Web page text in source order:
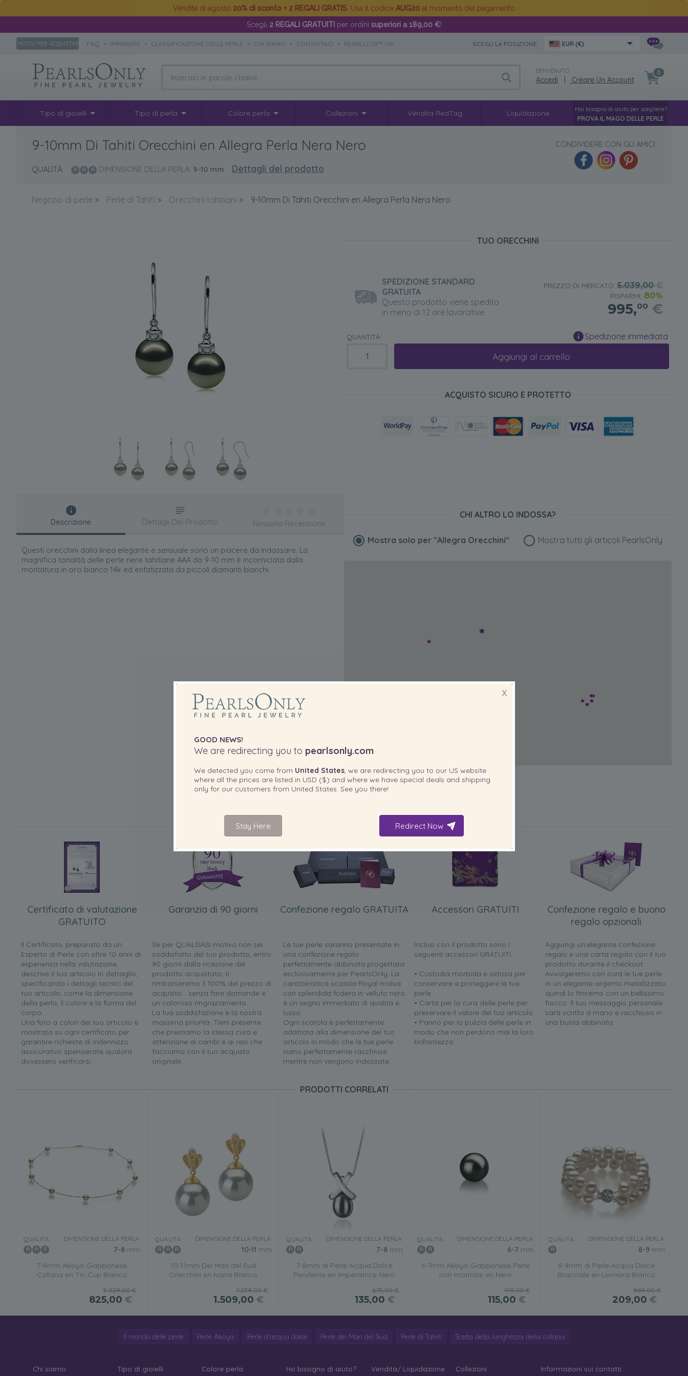
Vendita di agosto 20% di sconto + 2 REGALI GRATIS . Usa il codice AUG20 al momento del pagamento
Scegli 2 REGALI GRATUITI per ordini superiori a 189,00 €!
MOTIVI PER ACQUISTARE FAQ • IMPARARE • CLASSIFICAZIONE DELLE PERLE • CHI SIAMO • CONTATTACI • PEARLCLUB™ VIP SCEGLI LA POSIZIONE: EUR (€)
BENVENUTO
Accedi Creare Un Account
0
Tipo di gioielli Tipo di perla Colore perla Collezioni Vendita RedTag Liquidazione Hai bisogno di aiuto per scegliere?
PROVA IL MAGO DELLE PERLE
9-10mm Di Tahiti Orecchini en Allegra Perla Nera Nero
QUALITÀ: DIMENSIONE DELLA PERLA: 9-10 mm Dettagli del prodotto
CONDIVIDERE CON GLI AMICI:
Negozio di perle > Perle di Tahiti > Orecchini tahitiani > 9-10mm Di Tahiti Orecchini en Allegra Perla Nera Nero
TUO ORECCHINI
SPEDIZIONE STANDARD
GRATUITA
Questo prodotto viene spedito
in meno di 12 ore lavorative.
PREZZO DI MERCATO:5.039,00€
RISPARMI: 80%
995,00 €
QUANTITÀ: Spedizione immediata
Aggiungi al carrello
ACQUISTO SICURO E PROTETTO
Descrizione
Questi orecchini dalla linea elegante e sensuale sono un piacere da indossare. La
magnifica tonalità delle perle nere tahitiane AAA da 9-10 mm è incorniciata dalla
montatura in oro bianco 14k ed enfatizzata da piccoli diamanti bianchi.
Dettagli Del Prodotto Nessuna Recensione
CHI ALTRO LO INDOSSA?
Mostra solo per "Allegra Orecchini" Mostra tutti gli articoli PearlsOnly
INCLUSO CON IL PRODOTTO
Certificato di valutazione
GRATUITO
Il Certificato, preparato da un
Esperto di Perle con oltre 10 anni di
esperienza nella valutazione,
descrive il tuo articolo in dettaglio,
specificando i dettagli tecnici del
tuo articolo, come la dimensione
della perla, il colore e la forma del
corpo.
Una foto a colori del tuo articolo è
mostrata su ogni certificato per
garantire richieste di indennizzo
assicurativo spensierate qualora
dovessero verificarsi.
Garanzia di 90 giorni
Se per QUALSIASI motivo non sei
soddisfatto del tuo prodotto, entro
90 giorni dalla ricezione del
prodotto acquistato, ti
rimborseremo il 100% del prezzo di
acquisto... senza fare domande e
un caloroso ringraziamento.
La tua soddisfazione è la nostra
massima priorità. Tieni presente
che prestiamo la stessa cura e
attenzione ai cambi e ai resi che
facciamo con il tuo acquisto
originale.
Confezione regalo GRATUITA
Le tue perle saranno presentate in
una confezione regalo
perfettamente abbinata progettata
esclusivamente per PearlsOnly. La
caratteristica scatola Royal malva
con splendida fodera in velluto nero
è un segno immediato di qualità e
lusso.
Ogni scatola è perfettamente
adattata alla dimensione del tuo
articolo in modo che le tue perle
siano perfettamente racchiuse
mentre non vengono indossate.
Accessori GRATUITI
Inclusi con il prodotto sono i
seguenti accessori GRATUITI:
• Custodia morbida e setosa per
conservare e proteggere le tue
perle
• Carta per la cura delle perle per
preservare il valore del tuo articolo
• Panno per la pulizia delle perle in
modo che non perdono mai la loro
brillantezza.
Confezione regalo e buono
regalo opzionali
Aggiungi un'elegante confezione
regalo e una carta regalo con il tuo
prodotto durante il checkout.
Avvolgeremo con cura le tue perle
in un elegante argento metallizzato,
quindi lo finiremo con un bellissimo
fiocco. Il tuo messaggio personale
sarà scritto a mano e racchiuso in
una busta abbinata.
PRODOTTI CORRELATI
QUALITÀ: DIMENSIONE DELLA PERLA:
7-8 mm
7-8mm Akoya Giapponese
Collana en Tin Cup Bianco
5.029,00 €
825,00 €
QUALITÀ: DIMENSIONE DELLA PERLA:
10-11 mm
10-11mm Dei Mari del Sud
Orecchini en Ivana Bianco
7.239,00 €
1.509,00 €
QUALITÀ: DIMENSIONE DELLA PERLA:
7-8mm
7-8mm di Perle Acqua Dolce
Pendente en Imperatrice Nero
675,00 €
135,00 €
QUALITÀ: DIMENSIONE DELLA PERLA:
6-7 mm
6-7mm Akoya Giapponese Perle
non montate en Nero
419,00 €
115,00 €
QUALITÀ: DIMENSIONE DELLA PERLA:
8-9mm
8-9mm di Perle Acqua Dolce
Bracciale en Leonora Bianco
969,00 €
209,00 €
Il mondo delle perle Perle Akoya Perle d'acqua dolce Perle dei Mari del Sud Perle di Tahiti Scelta della lunghezza della collana
Chi siamo Tipo di gioielli Colore perla Ho bisogno di aiuto? Vendita/ Liquidazione Collezioni Informazioni sui contatti
X
GOOD NEWS!
We are redirecting you to pearlsonly.com
We detected you come from United States, we are redirecting you to our US website
where all the prices are listed in USD ($) and where we have special deals and shipping
only for our customers from United States. See you there!
Stay Here Redirect Now